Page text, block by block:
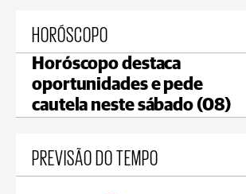
HORÓSCOPO
Horóscopo destaca
oportunidades e pede
cautela neste sábado (08)
PREVISÃO DO TEMPO